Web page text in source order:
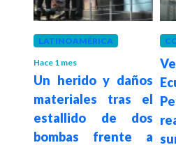
LATINOAMÉRICA
Hace 1 mes
Un herido y daños
materiales tras el
estallido de dos
bombas frente a